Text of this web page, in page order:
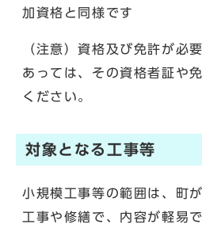
加資格と同様です
（注意）資格及び免許が必
あっては、その資格者証や
ください。
対象となる工事等
小規模工事等の範囲は、町
工事や修繕で、内容が軽易